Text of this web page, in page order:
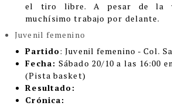
el tiro libre. A pesar de la
muchísimo trabajo por delante.
Juvenil femenino
Partido: Juvenil femenino - Col.
Fecha:Sábado 20/10 a las 16:00
(Pista basket)
Resultado:
Crónica: